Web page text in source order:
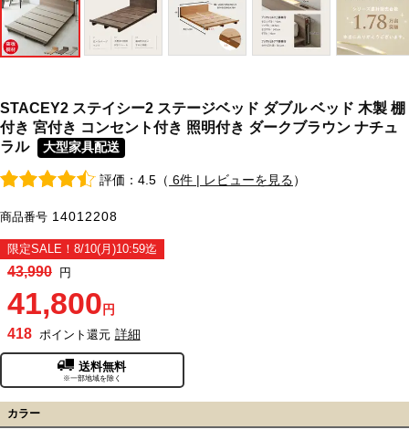
STACEY2 ステイシー2 ステージベッド ダブル ベッド 木製 棚
付き 宮付き コンセント付き 照明付き ダークブラウン ナチュ
ラル
大型家具配送
評価：4.5（ 6件 | レビューを見る）
商品番号 14012208
限定SALE！8/10(月)10:59迄
43,990 円
41,800 円
418 ポイント還元 詳細
送料無料
※一部地域を除く
カラー